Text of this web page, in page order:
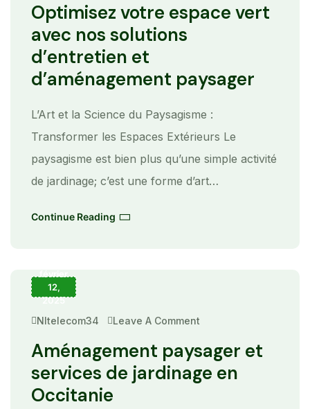
Espace
Vert
Avec
Nos
Solutions
D’entretien
Et
D’aménagement
Paysager
Optimisez votre espace vert
avec nos solutions
d’entretien et
d’aménagement paysager
L’Art et la Science du Paysagisme :
Transformer les Espaces Extérieurs Le
paysagisme est bien plus qu’une simple activité
de jardinage; c’est une forme d’art…
Continue Reading
12,
2025
Nltelecom34 Leave A Comment
On
Paysager
Et
Services
De
Jardinage
En
Occitanie
Aménagement paysager et
services de jardinage en
Occitanie